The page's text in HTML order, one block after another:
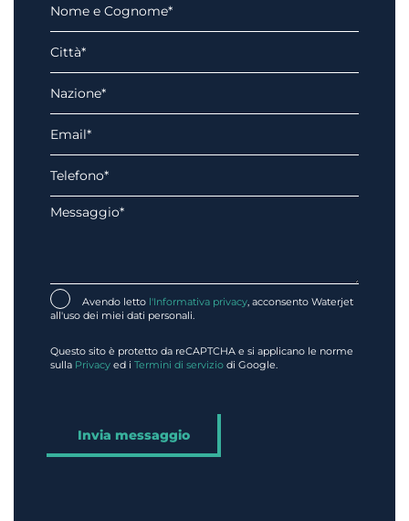
Avendo letto l'Informativa privacy, acconsento Waterjet
all'uso dei miei dati personali.
Questo sito è protetto da reCAPTCHA e si applicano le norme
sulla Privacy ed i Termini di servizio di Google.